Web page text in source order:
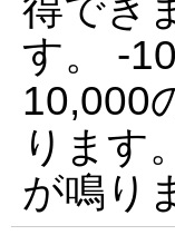
す。 -
10,000
ります
が鳴り